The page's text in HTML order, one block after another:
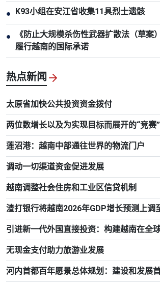
● K93小组在安江省收集11具烈士遗骸
●
《防止大规模杀伤性武器扩散法（草案
履行越南的国际承诺
热点新闻
太原省加快公共投资资金拨付
两位数增长以及为实现目标而展开的“竞赛”
莲沼港：越南中部通往世界的物流门户
调动一切渠道资金促进发展
越南调整社会住房和工业区信贷机制
渣打银行将越南2026年GDP增长预测上调
引进新一代外国直接投资：构建越南在全
无现金支付助力旅游业发展
河内首都百年愿景总体规划：建设和发展